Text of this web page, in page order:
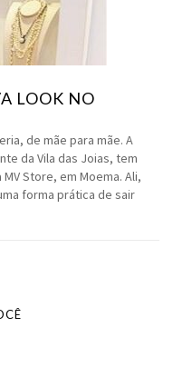
LOOK NO
de mãe para mãe. A
da Vila das Joias, tem
Store, em Moema. Ali,
forma prática de sair